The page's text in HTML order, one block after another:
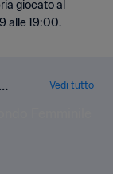
giocato al
alle 19:00.
Vedi tutto